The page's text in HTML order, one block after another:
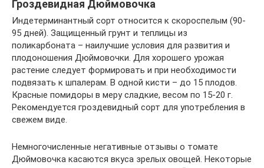
Гроздевидная Дюймовочка
Индетерминантный сорт относится к скороспелым (90-
95 дней). Защищенный грунт и теплицы из
поликарбоната – наилучшие условия для развития и
плодоношения Дюймовочки. Для хорошего урожая
растение следует формировать и при необходимости
подвязать к шпалерам. В одной кисти – до 15 плодов.
Красные помидоры в меру сладкие, весом по 15-20 г.
Рекомендуется гроздевидный сорт для употребления в
свежем виде.
Немногочисленные негативные отзывы о томате
Дюймовочка касаются вкуса зрелых овощей. Некоторые